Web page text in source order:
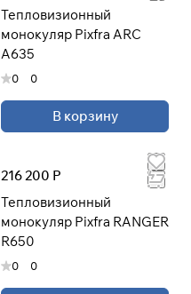
Тепловизионный
монокуляр Pixfra ARC
A635
0 0
В корзину
216 200 Р
Тепловизионный
монокуляр Pixfra RANGER
R650
0 0